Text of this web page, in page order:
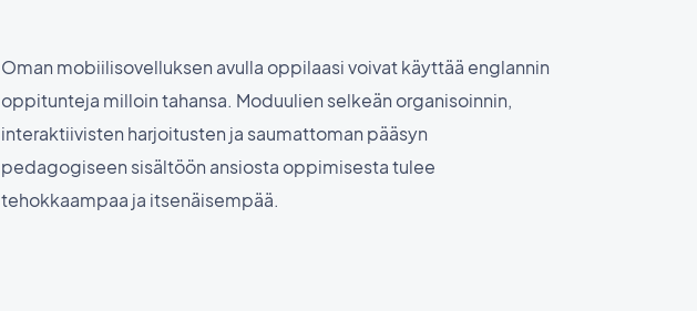
Oman mobiilisovelluksen avulla oppilaasi voivat käyttää englannin
oppitunteja milloin tahansa. Moduulien selkeän organisoinnin,
interaktiivisten harjoitusten ja saumattoman pääsyn
pedagogiseen sisältöön ansiosta oppimisesta tulee
tehokkaampaa ja itsenäisempää.